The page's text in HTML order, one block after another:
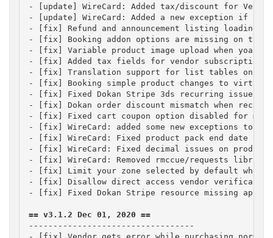
- [update] WireCard: Added tax/discount for
- [update] WireCard: Added a new exception if
- [fix] Refund and announcement listing loading
- [fix] Booking addon options are missing on the
- [fix] Variable product image upload when yoast
- [fix] Added tax fields for vendor subscription
- [fix] Translation support for list tables on
- [fix] Booking simple product changes to virtual
- [fix] Fixed Dokan Stripe 3ds recurring issue
- [fix] Dokan order discount mismatch when
- [fix] Fixed cart coupon option disabled for
- [fix] WireCard: added some new exceptions to
- [fix] WireCard: Fixed product pack end date
- [fix] WireCard: Fixed decimal issues on
- [fix] WireCard: Removed rmccue/requests
- [fix] Limit your zone selected by default when
- [fix] Disallow direct access vendor verification
- [fix] Fixed Dokan Stripe resource missing api
----------------------------------